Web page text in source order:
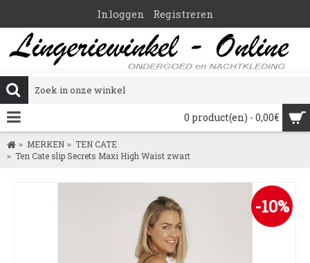
Inloggen Registreren
0 product(en) - 0,00€
MERKEN
TEN CATE
Ten Cate slip Secrets Maxi High Waist zwart
-10%